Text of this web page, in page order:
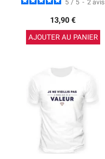
5 / 5 - 2 avis
13,90 €
AJOUTER AU PANIER